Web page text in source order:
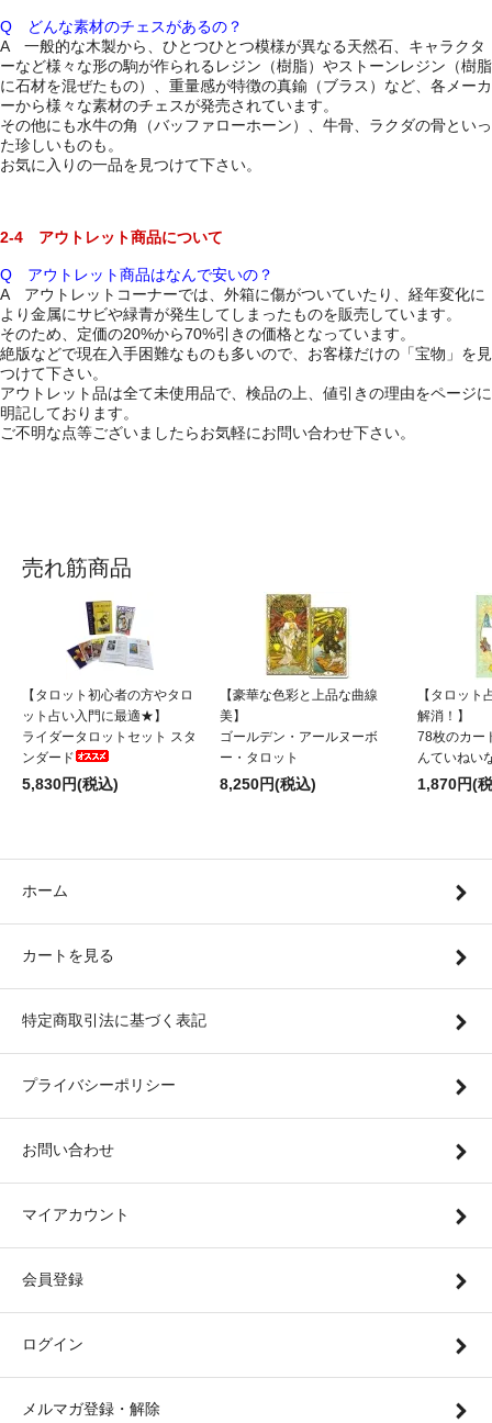
Q どんな素材のチェスがあるの？
A 一般的な木製から、ひとつひとつ模様が異なる天然石、キャラクタ
ーなど様々な形の駒が作られるレジン（樹脂）やストーンレジン（樹脂
に石材を混ぜたもの）、重量感が特徴の真鍮（ブラス）など、各メーカ
ーから様々な素材のチェスが発売されています。
その他にも水牛の角（バッファローホーン）、牛骨、ラクダの骨といっ
た珍しいものも。
お気に入りの一品を見つけて下さい。
2-4 アウトレット商品について
Q アウトレット商品はなんで安いの？
A アウトレットコーナーでは、外箱に傷がついていたり、経年変化に
より金属にサビや緑青が発生してしまったものを販売しています。
そのため、定価の20%から70%引きの価格となっています。
絶版などで現在入手困難なものも多いので、お客様だけの「宝物」を見
つけて下さい。
アウトレット品は全て未使用品で、検品の上、値引きの理由をページに
明記しております。
ご不明な点等ございましたらお気軽にお問い合わせ下さい。
売れ筋商品
【タロット初心者の方やタロ
ット占い入門に最適★】
ライダータロットセット スタ
ンダード
5,830円(税込)
【豪華な色彩と上品な曲線
美】
ゴールデン・アールヌーボ
ー・タロット
8,250円(税込)
【タロット
解消！】
78枚のカー
んていねい
1,870円(
ホーム
カートを見る
特定商取引法に基づく表記
プライバシーポリシー
お問い合わせ
マイアカウント
会員登録
ログイン
メルマガ登録・解除